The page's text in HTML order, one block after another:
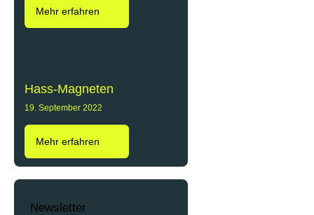
Mehr erfahren
Hass-Magneten
19. September 2022
Mehr erfahren
Newsletter